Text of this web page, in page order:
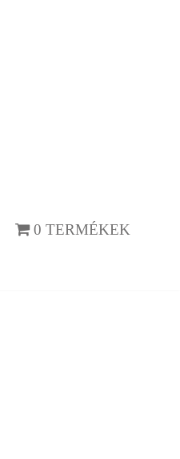
0 TERMÉKEK